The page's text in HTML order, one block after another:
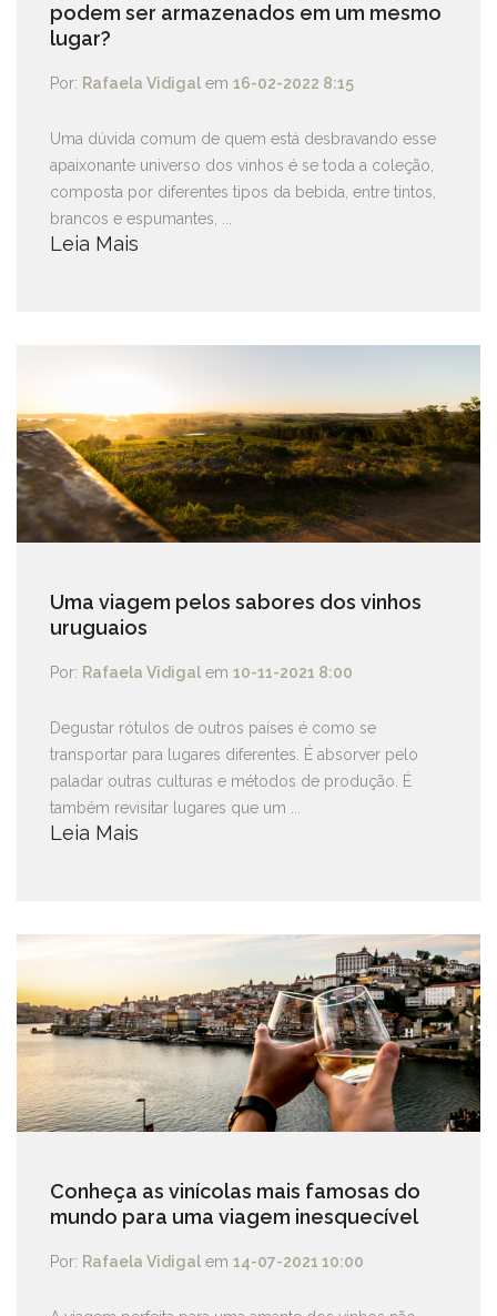
podem ser armazenados em um mesmo
lugar?
Por: Rafaela Vidigal em 16-02-2022 8:15
Uma dúvida comum de quem está desbravando esse
apaixonante universo dos vinhos é se toda a coleção,
composta por diferentes tipos da bebida, entre tintos,
brancos e espumantes, ...
Leia Mais
Uma viagem pelos sabores dos vinhos
uruguaios
Por: Rafaela Vidigal em 10-11-2021 8:00
Degustar rótulos de outros países é como se
transportar para lugares diferentes. É absorver pelo
paladar outras culturas e métodos de produção. É
também revisitar lugares que um ...
Leia Mais
Conheça as vinícolas mais famosas do
mundo para uma viagem inesquecível
Por: Rafaela Vidigal em 14-07-2021 10:00